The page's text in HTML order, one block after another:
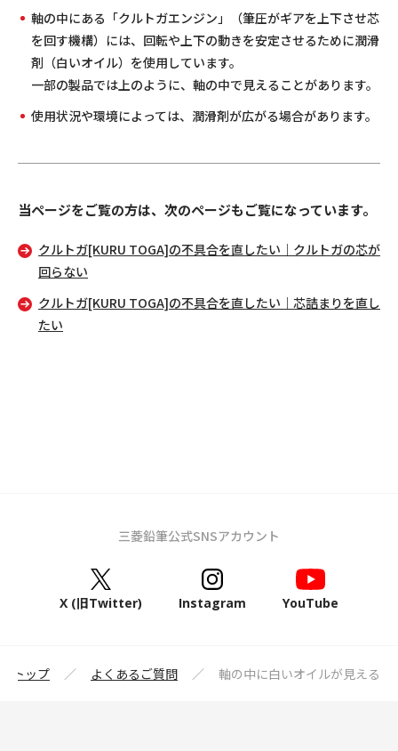
軸の中にある「クルトガエンジン」（筆圧がギアを上下させ芯
を回す機構）には、回転や上下の動きを安定させるために潤滑
剤（白いオイル）を使用しています。
一部の製品では上のように、軸の中で見えることがあります。
使用状況や環境によっては、潤滑剤が広がる場合があります。
当ページをご覧の方は、次のページもご覧になっています。
クルトガ[KURU TOGA]の不具合を直したい｜クルトガの芯が
回らない
クルトガ[KURU TOGA]の不具合を直したい｜芯詰まりを直し
たい
三菱鉛筆公式SNSアカウント
X (旧Twitter) Instagram YouTube
トップ よくあるご質問 軸の中に白いオイルが見える